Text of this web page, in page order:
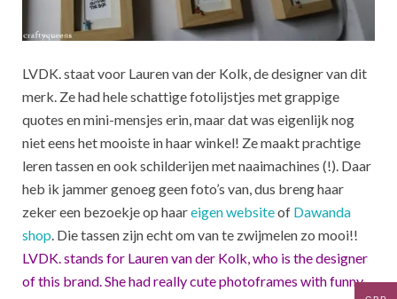
LVDK. staat voor Lauren van der Kolk, de designer van dit
merk. Ze had hele schattige fotolijstjes met grappige
quotes en mini-mensjes erin, maar dat was eigenlijk nog
niet eens het mooiste in haar winkel! Ze maakt prachtige
leren tassen en ook schilderijen met naaimachines (!). Daar
heb ik jammer genoeg geen foto’s van, dus breng haar
zeker een bezoekje op haareigen websiteof Dawanda
shop. Die tassen zijn echt om van te zwijmelen zo mooi!!
LVDK. stands for Lauren van der Kolk, who is the designer
of this brand. She had really cute photoframes with funny